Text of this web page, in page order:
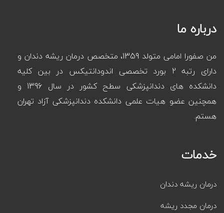
درباره ما
من صفورا امامی متولد 1359، متخصص درمان ریشه دندان و
دارای رتبه 2 بورد تخصصی اندودانتیکس در بین کلیه
دانشکده های دندانپزشکی سطح کشور در سال 1396 و
همچنین عضو هیات علمی دانشکده دندانپزشکی آزاد تهران
هستم.
خدمات
درمان ریشه دندان
درمان مجدد ریشه